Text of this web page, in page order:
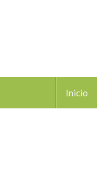
Inicio